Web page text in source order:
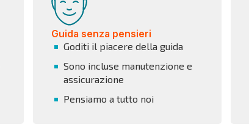
Guida senza pensieri
Goditi il piacere della guida
Sono incluse manutenzione e
assicurazione
Pensiamo a tutto noi